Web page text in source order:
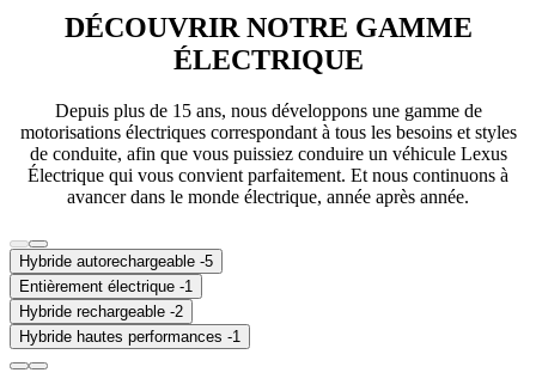
DÉCOUVRIR NOTRE GAMME
ÉLECTRIQUE
Depuis plus de 15 ans, nous développons une gamme de
motorisations électriques correspondant à tous les besoins et styles
de conduite, afin que vous puissiez conduire un véhicule Lexus
Électrique qui vous convient parfaitement. Et nous continuons à
avancer dans le monde électrique, année après année.
Hybride autorechargeable -5
Entièrement électrique -1
Hybride rechargeable -2
Hybride hautes performances -1